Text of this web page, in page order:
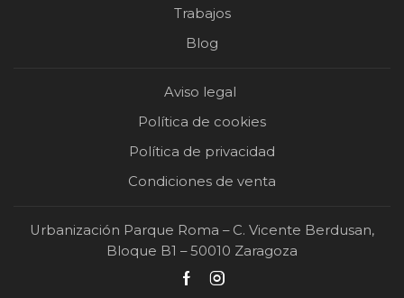
Trabajos
Blog
Aviso legal
Política de cookies
Política de privacidad
Condiciones de venta
Urbanización Parque Roma – C. Vicente Berdusan,
Bloque B1 – 50010 Zaragoza